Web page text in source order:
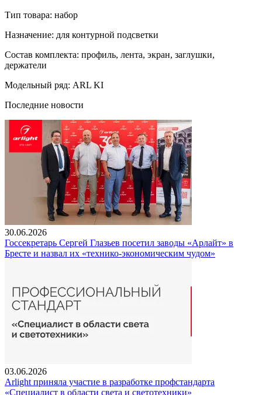
Тип товара: набор
Назначение: для контурной подсветки
Состав комплекта: профиль, лента, экран, заглушки,
держатели
Модельный ряд: ARL KI
Последние новости
30.06.2026
Госсекретарь Сергей Глазьев посетил заводы «Арлайт» в
Бресте и назвал их «технико-экономическим чудом»
03.06.2026
Arlight приняла участие в разработке профстандарта
«Специалист в области света и светотехники»